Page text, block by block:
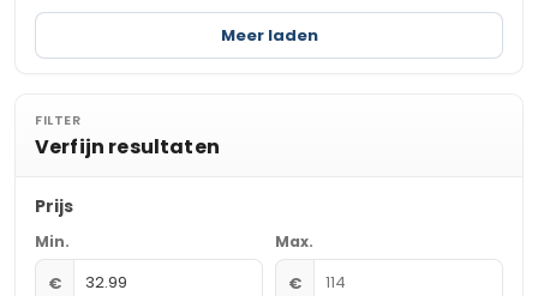
Meer laden
FILTER
Verfijn resultaten
Prijs
Min.
€
Max.
€